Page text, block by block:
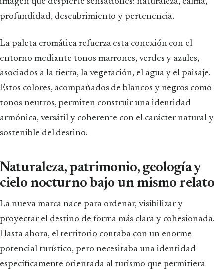
profundidad, descubrimiento y pertenencia.
La paleta cromática refuerza esta conexión con el
entorno mediante tonos marrones, verdes y azules,
asociados a la tierra, la vegetación, el agua y el paisaje.
Estos colores, acompañados de blancos y negros como
tonos neutros, permiten construir una identidad
armónica, versátil y coherente con el carácter natural y
sostenible del destino.
Naturaleza, patrimonio, geología y
cielo nocturno bajo un mismo relato
La nueva marca nace para ordenar, visibilizar y
proyectar el destino de forma más clara y cohesionada.
Hasta ahora, el territorio contaba con un enorme
potencial turístico, pero necesitaba una identidad
específicamente orientada al turismo que permitiera